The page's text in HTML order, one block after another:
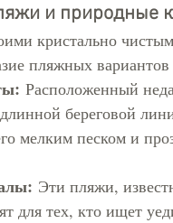
и природные
кристально
пляжных
Расположенный
длинной береговой
мелким песком и
Эти пляжи,
для тех, кто ищет